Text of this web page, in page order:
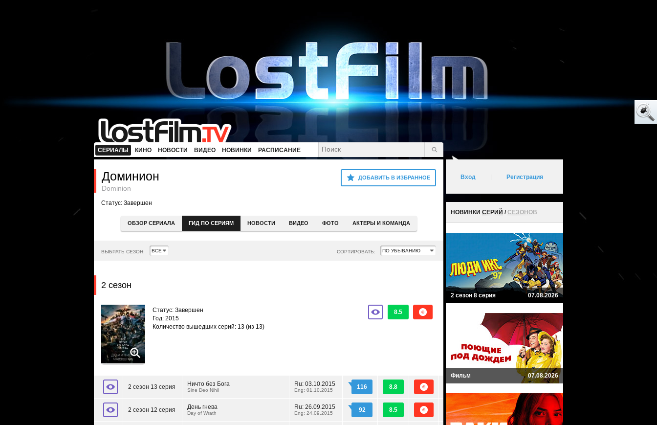
СЕРИАЛЫ КИНО НОВОСТИ ВИДЕО НОВИНКИ РАСПИСАНИЕ
ДОБАВИТЬ В ИЗБРАННОЕ
Доминион
Dominion
Статус: Завершен
ОБЗОР СЕРИАЛА ГИД ПО СЕРИЯМ НОВОСТИ ВИДЕО ФОТО АКТЕРЫ И КОМАНДА
ВЫБРАТЬ СЕЗОН: СОРТИРОВАТЬ:
2 сезон
8.5
Статус: Завершен
Год: 2015
Количество вышедших серий: 13 (из 13)
2 сезон 13 серия Ничто без Бога
Sine Deo Nihil
Ru: 03.10.2015
Eng: 01.10.2015 116 8.8
2 сезон 12 серия День гнева
Day of Wrath
Ru: 26.09.2015
Eng: 24.09.2015 92 8.5
Вход Регистрация
НОВИНКИ СЕРИЙ /СЕЗОНОВ
2 сезон 8 серия 07.08.2026
Фильм 07.08.2026